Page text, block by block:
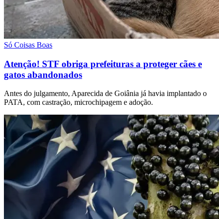
Só Coisas Boas
Atenção! STF obriga prefeituras a proteger cães e
gatos abandonados
Antes do julgamento, Aparecida de Goiânia já havia implantado o
PATA, com castração, microchipagem e adoção.